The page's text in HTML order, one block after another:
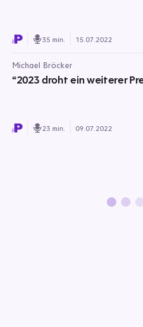
35 min. 15.07.2022
Michael Bröcker
“2023 droht ein weiterer
23 min. 09.07.2022